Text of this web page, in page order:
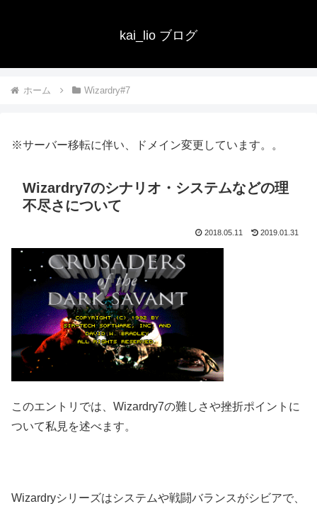
kai_lio ブログ
ホーム Wizardry#7
※サーバー移転に伴い、ドメイン変更しています。。
Wizardry7のシナリオ・システムなどの理
不尽さについて
2018.05.11 2019.01.31
このエントリでは、Wizardry7の難しさや挫折ポイントに
ついて私見を述べます。
Wizardryシリーズはシステムや戦闘バランスがシビアで、